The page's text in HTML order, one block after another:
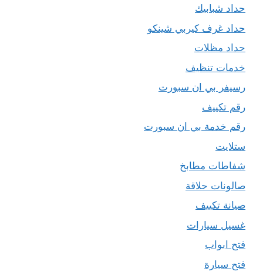
حداد شبابيك
حداد غرف كيربي شينكو
حداد مظلات
خدمات تنظيف
رسيفر بي ان سبورت
رقم تكييف
رقم خدمة بي ان سبورت
ستلايت
شفاطات مطابخ
صالونات حلاقة
صيانة تكييف
غسيل سيارات
فتح ابواب
فتح سيارة